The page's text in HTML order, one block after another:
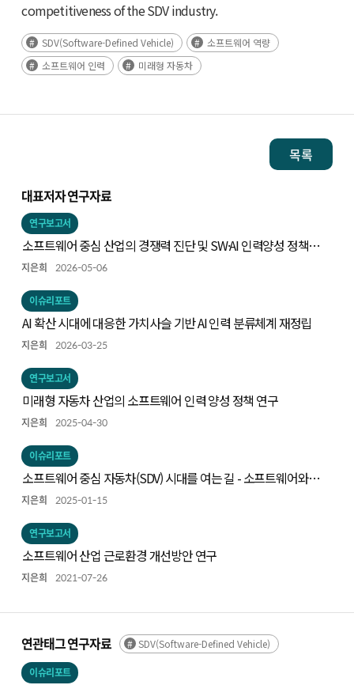
competitiveness of the SDV industry.
SDV(Software-Defined Vehicle)
소프트웨어 역량
소프트웨어 인력
미래형 자동차
목록
대표저자 연구자료
연구보고서
소프트웨어 중심 산업의 경쟁력 진단 및 SW·AI 인력양성 정책
연구
지은희 2026-05-06
이슈리포트
AI 확산 시대에 대응한 가치사슬 기반 AI 인력 분류체계 재정립
지은희 2026-03-25
연구보고서
미래형 자동차 산업의 소프트웨어 인력 양성 정책 연구
지은희 2025-04-30
이슈리포트
소프트웨어 중심 자동차(SDV) 시대를 여는 길 - 소프트웨어와
생태계 협력
지은희 2025-01-15
연구보고서
소프트웨어 산업 근로환경 개선방안 연구
지은희 2021-07-26
연관태그 연구자료 SDV(Software-Defined Vehicle)
이슈리포트